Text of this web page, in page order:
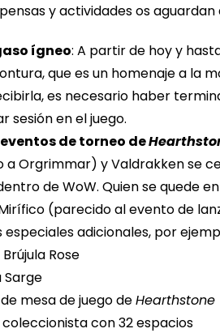
y actividades os
ígneo: A partir de hoy y
que es un homenaje a la
es necesario haber
sesión en el juego.
de torneo de
a Orgrimmar) y Valdrakken se
de WoW. Quien se quede
(parecido al evento de
adicionales, por
Rose
Sarge
mesa de juego deHearthstone
coleccionista con 32 espacios